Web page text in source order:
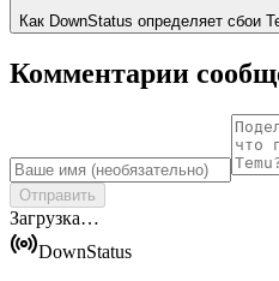
Как DownStatus определяет сбои
Комментарии
Отправить
Загрузка…
DownStatus